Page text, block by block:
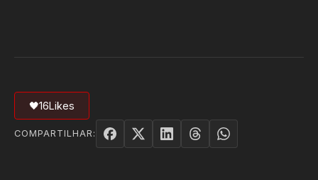
🖤16Likes
COMPARTILHAR: